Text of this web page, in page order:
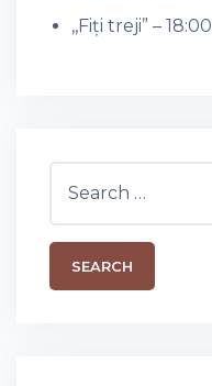
,,Fiți treji” – 18:00